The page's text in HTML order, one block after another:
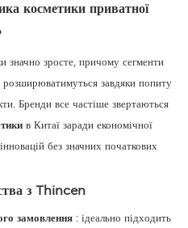
косметики приватної
значно зросте, причому сегменти
завдяки попиту
Бренди все частіше звертаються
в Китаї заради економічної
без значних початкових
з Thincen
замовлення: ідеально підходить